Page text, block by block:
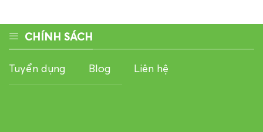
CHÍNH SÁCH
Tuyển dụng Blog Liên hệ